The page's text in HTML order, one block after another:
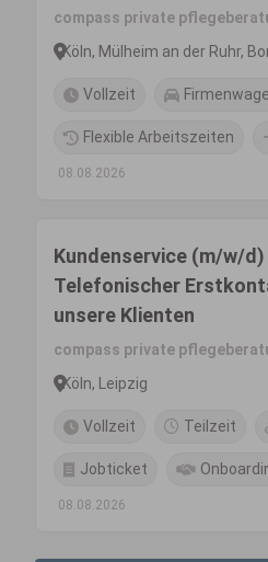
compass private
Köln, Mülheim an der Ruhr,
Vollzeit
Flexible Arbeitszeiten
08.08.2026
Kundenservice (m/w/d)
Telefonischer
unsere Klienten
compass private
Köln, Leipzig
Vollzeit Teilzeit
Jobticket
08.08.2026